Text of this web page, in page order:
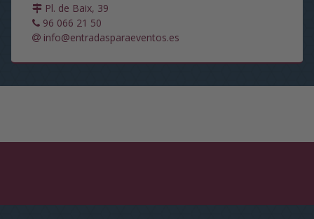
Pl. de Baix, 39
96 066 21 50
info@entradasparaeventos.es